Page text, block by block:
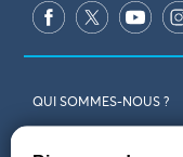
QUI SOMMES-NOUS ?